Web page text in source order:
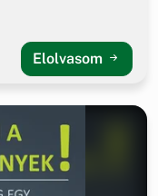
Elolvasom